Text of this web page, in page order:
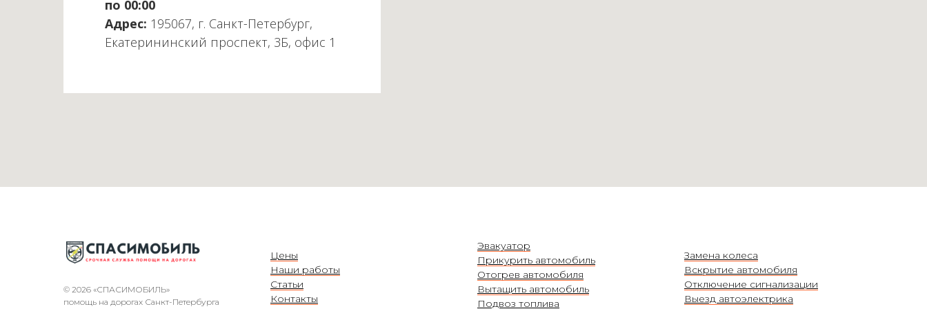
по 00:00
Адрес: 195067, г. Санкт-Петербург,
Екатерининский проспект, 3Б, офис 1
© 2026 «СПАСИМОБИЛЬ»
помощь на дорогах Санкт-Петербурга
Цены
Наши работы
Статьи
Контакты
Эвакуатор
Прикурить автомобиль
Отогрев автомобиля
Вытащить автомобиль
Подвоз топлива
Замена колеса
Вскрытие автомобиля
Отключение сигнализации
Выезд автоэлектрика